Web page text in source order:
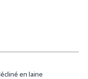
en laine